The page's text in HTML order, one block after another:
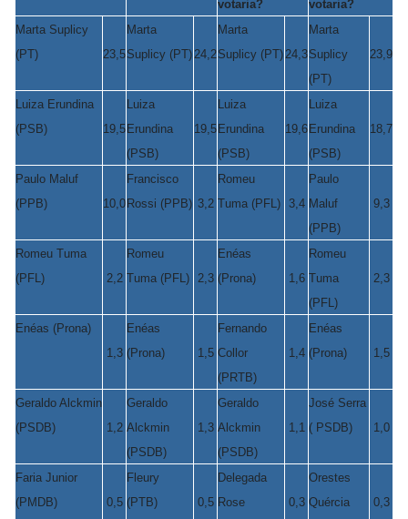
votaria?
votaria?
Marta Suplicy
(PT)
23,5
Marta
Suplicy (PT)24,2
Marta
Suplicy (PT)24,3
Marta
Suplicy
(PT)
23,9
Luiza Erundina
(PSB)
19,5
Luiza
Erundina
(PSB)
19,5
Luiza
Erundina
(PSB)
19,6
Luiza
Erundina
(PSB)
18,7
Paulo Maluf
(PPB)
10,0
Francisco
Rossi (PPB) 3,2
Romeu
Tuma (PFL)
3,4
Paulo
Maluf
(PPB)
9,3
Romeu Tuma
(PFL)
2,2
Romeu
Tuma (PFL) 2,3
Enéas
(Prona)
1,6
Romeu
Tuma
(PFL)
2,3
Enéas (Prona)
1,3
Enéas
(Prona)
1,5
Fernando
Collor
(PRTB)
1,4
Enéas
(Prona)
1,5
Geraldo Alckmin
(PSDB)
1,2
Geraldo
Alckmin
(PSDB)
1,3
Geraldo
Alckmin
(PSDB)
1,1
José Serra
( PSDB)
1,0
Faria Junior
(PMDB)
0,5
Fleury
(PTB)
0,5
Delegada
Rose
0,3
Orestes
Quércia
0,3